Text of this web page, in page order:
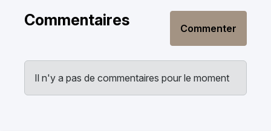
Commentaires Commenter
Il n'y a pas de commentaires pour le moment